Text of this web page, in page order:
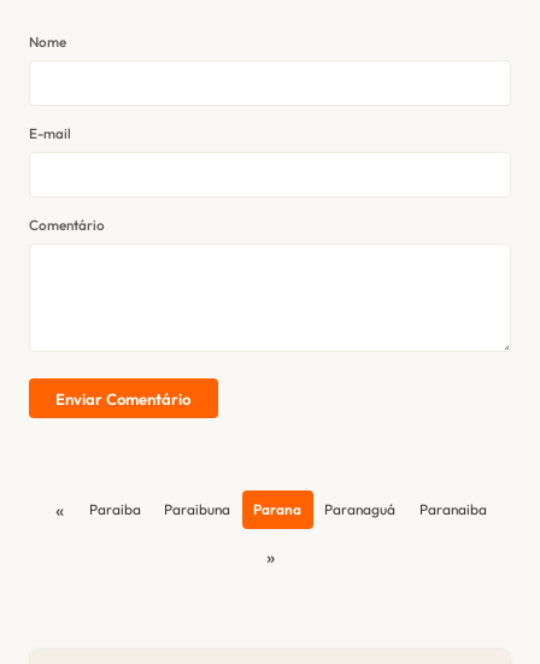
Nome
E-mail
Comentário
Enviar Comentário
« Paraiba Paraibuna Parana Paranaguá Paranaiba
»